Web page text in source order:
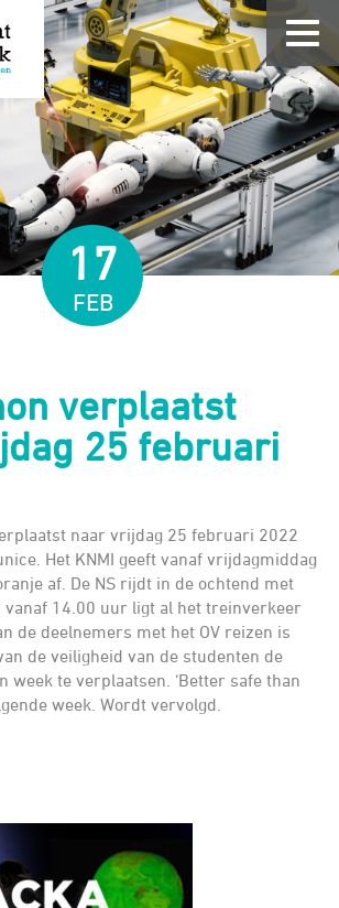
17
FEB
verplaatst
25 februari
naar vrijdag 25 februari 2022
Het KNMI geeft vanaf vrijdagmiddag
af. De NS rijdt in de ochtend met
14.00 uur ligt al het treinverkeer
de deelnemers met het OV reizen is
de veiligheid van de studenten de
week te verplaatsen. ‘Better safe than
week. Wordt vervolgd.